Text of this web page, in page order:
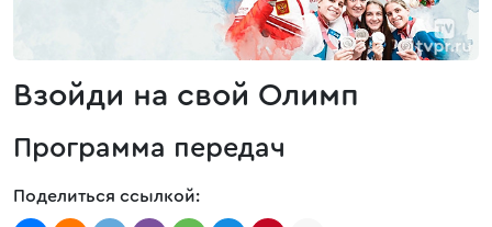
Взойди на свой Олимп
Программа передач
Поделиться ссылкой: